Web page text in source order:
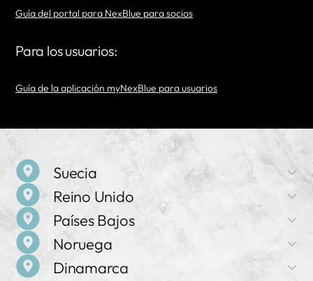
Guía del portal para NexBlue para socios
Para los usuarios:
Guía de la aplicación myNexBlue para usuarios
Suecia
Nombre de la empresa
NexBlue
Dirección
Birger Jarlsgatan 57 C, 113 56 Estocolmo, Suecia
Reino Unido
Nombre de la empresa
NexBlue
Dirección
Países Bajos
Nombre de la empresa
NexBlue
Noruega
Nombre de la empresa
Dinamarca